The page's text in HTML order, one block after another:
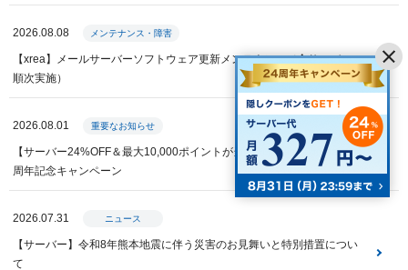
2026.08.08 メンテナンス・障害
【xrea】メールサーバーソフトウェア更新メンテナンス（全サーバー・
順次実施）
2026.08.01 重要なお知らせ
【サーバー24%OFF＆最大10,000ポイントが当たる】Value Domain 24
周年記念キャンペーン
2026.07.31 ニュース
【サーバー】令和8年熊本地震に伴う災害のお見舞いと特別措置につい
て